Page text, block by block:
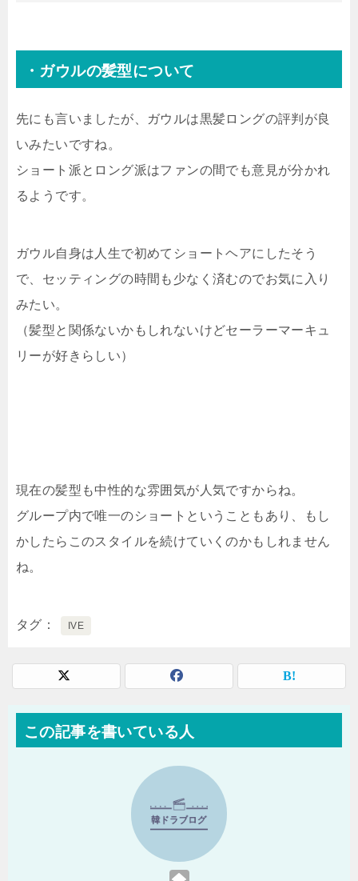
・ガウルの髪型について
先にも言いましたが、ガウルは黒髪ロングの評判が良
いみたいですね。
ショート派とロング派はファンの間でも意見が分かれ
るようです。
ガウル自身は人生で初めてショートヘアにしたそう
で、セッティングの時間も少なく済むのでお気に入り
みたい。
（髪型と関係ないかもしれないけどセーラーマーキュ
リーが好きらしい）
現在の髪型も中性的な雰囲気が人気ですからね。
グループ内で唯一のショートということもあり、もし
かしたらこのスタイルを続けていくのかもしれません
ね。
タグ IVE
この記事を書いている人